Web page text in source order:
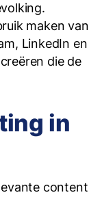
maken van
LinkedIn en
die de
in
content